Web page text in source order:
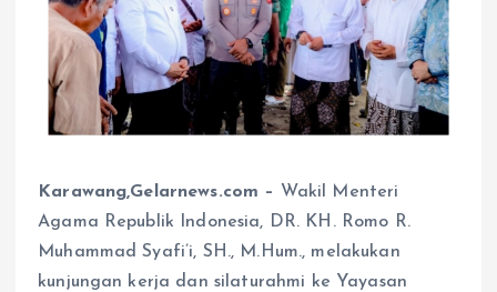
Karawang,Gelarnews.com – Wakil Menteri
Agama Republik Indonesia, DR. KH. Romo R.
Muhammad Syafi’i, SH., M.Hum., melakukan
kunjungan kerja dan silaturahmi ke Yayasan